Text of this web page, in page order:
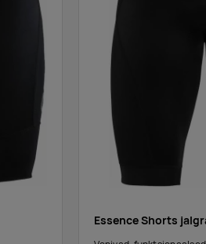
Essence Shorts